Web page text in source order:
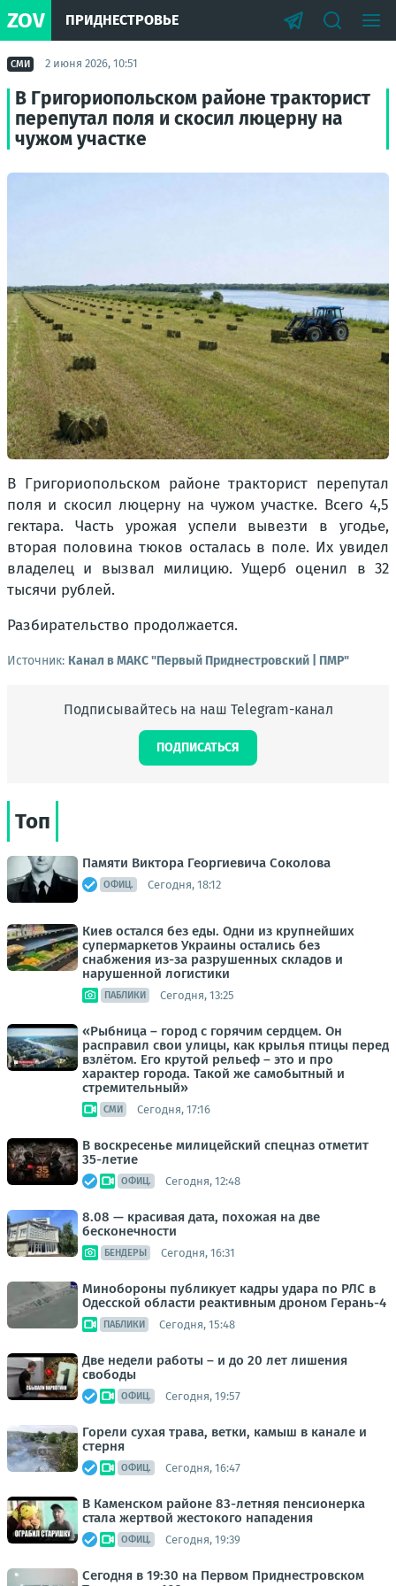
ZOV ПРИДНЕСТРОВЬЕ
СМИ 2 июня 2026, 10:51
В Григориопольском районе тракторист
перепутал поля и скосил люцерну на
чужом участке
В Григориопольском районе тракторист перепутал
поля и скосил люцерну на чужом участке. Всего 4,5
гектара. Часть урожая успели вывезти в угодье,
вторая половина тюков осталась в поле. Их увидел
владелец и вызвал милицию. Ущерб оценил в 32
тысячи рублей.
Разбирательство продолжается.
Источник: Канал в МАКС "Первый Приднестровский | ПМР"
Подписывайтесь на наш Telegram-канал
ПОДПИСАТЬСЯ
Топ
Памяти Виктора Георгиевича Соколова
ОФИЦ. Сегодня, 18:12
Киев остался без еды. Одни из крупнейших
супермаркетов Украины остались без
снабжения из-за разрушенных складов и
нарушенной логистики
ПАБЛИКИ Сегодня, 13:25
«Рыбница – город с горячим сердцем. Он
расправил свои улицы, как крылья птицы перед
взлётом. Его крутой рельеф – это и про
характер города. Такой же самобытный и
стремительный»
СМИ Сегодня, 17:16
В воскресенье милицейский спецназ отметит
35-летие
ОФИЦ. Сегодня, 12:48
8.08 — красивая дата, похожая на две
бесконечности
БЕНДЕРЫ Сегодня, 16:31
Минобороны публикует кадры удара по РЛС в
Одесской области реактивным дроном Герань-4
ПАБЛИКИ Сегодня, 15:48
Две недели работы – и до 20 лет лишения
свободы
ОФИЦ. Сегодня, 19:57
Горели сухая трава, ветки, камыш в канале и
стерня
ОФИЦ. Сегодня, 16:47
В Каменском районе 83-летняя пенсионерка
стала жертвой жестокого нападения
ОФИЦ. Сегодня, 19:39
Сегодня в 19:30 на Первом Приднестровском